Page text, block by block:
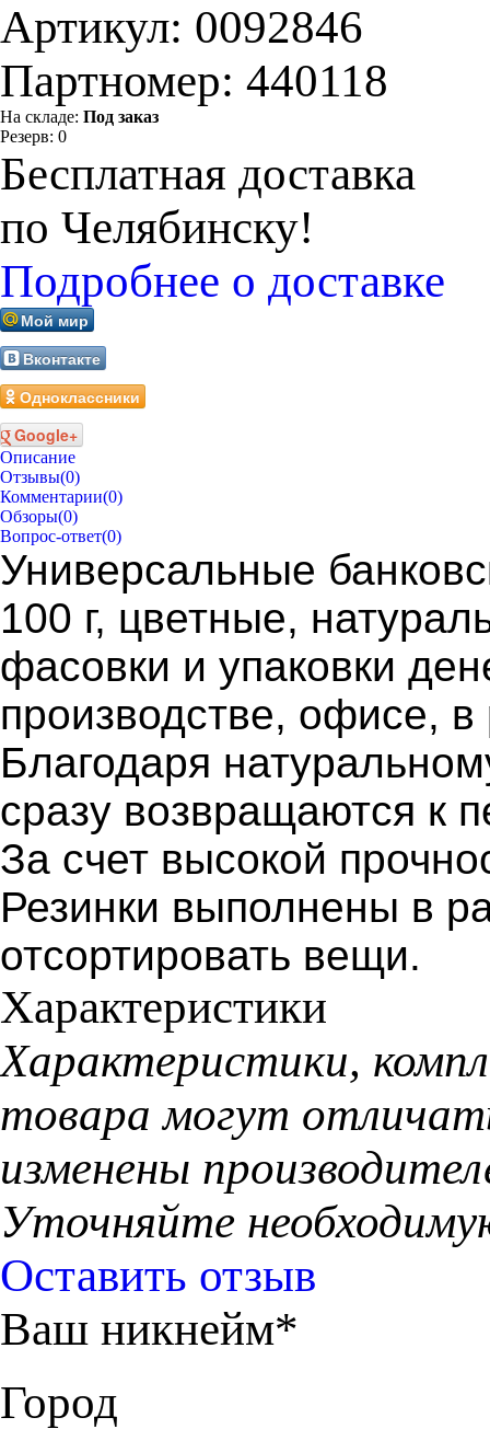
Артикул: 0092846
Партномер: 440118
На складе: Под заказ
Резерв: 0
Бесплатная доставка
по Челябинску!
Подробнее о доставке
Мой мир
Вконтакте
Одноклассники
Google+
Описание
Отзывы(0)
Комментарии(0)
Обзоры(0)
Вопрос-ответ(0)
Универсальные
100 г, цветные,
фасовки и упаковки
производстве, офисе,
Благодаря
сразу возвращаются к
За счет высокой
Резинки выполнены в
отсортировать вещи.
Характеристики
Xарактеристики,
товара могут
изменены
Уточняйте
Оставить отзыв
Ваш никнейм*
Город